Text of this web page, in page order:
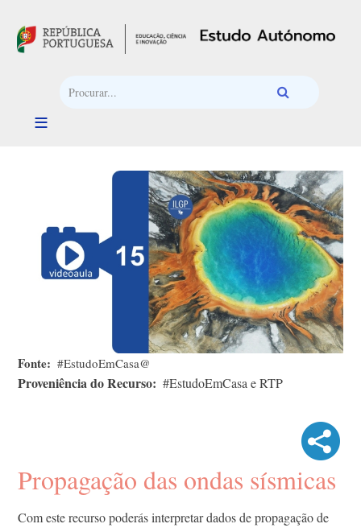
Fonte #EstudoEmCasa@
Proveniência do Recurso #EstudoEmCasa e RTP
Propagação das ondas sísmicas
Com este recurso poderás interpretar dados de propagação de